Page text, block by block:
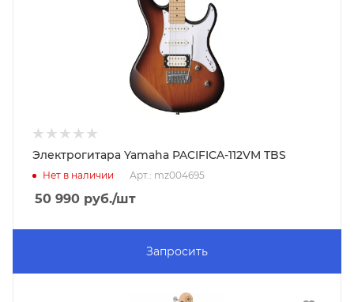
Электрогитара Yamaha PACIFICA-112VM TBS
Нет в наличии Арт.: mz004695
50 990 руб./шт
Запросить